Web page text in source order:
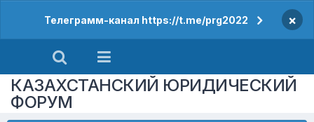
Телеграмм-канал https://t.me/prg2022 ×
КАЗАХСТАНСКИЙ ЮРИДИЧЕСКИЙ
ФОРУМ